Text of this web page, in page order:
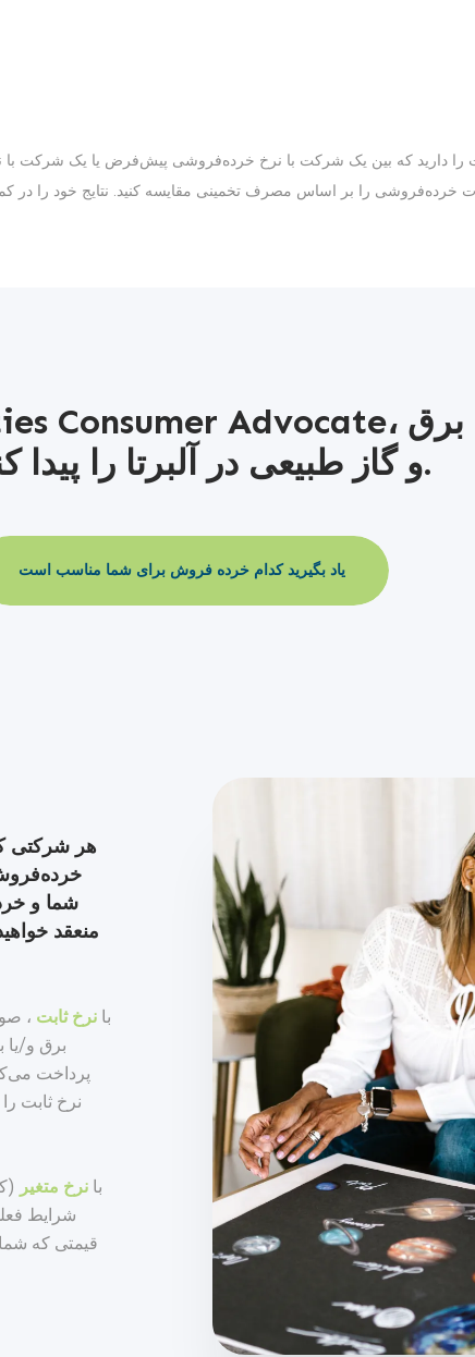
و گاز طبیعی در آلبرتا را پیدا کنید.
یاد بگیرید کدام خرده فروش برای شما مناسب است
هر شرکتی
شما و
منعقد
با نرخ ثابت ،
نرخ ثابت
با نرخ متغیر
شرایط
قیمتی که